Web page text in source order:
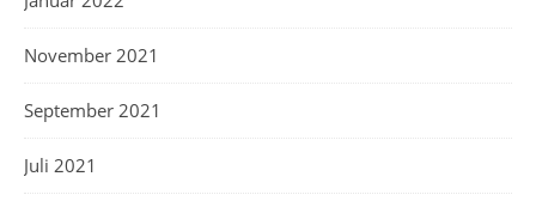
November 2021
September 2021
Juli 2021